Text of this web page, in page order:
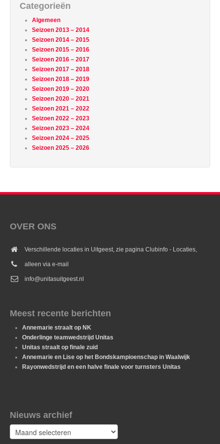
Categorieën
Algemeen
Seizoen 2013 – 2014
Seizoen 2014 – 2015
Seizoen 2015 – 2016
Seizoen 2016 – 2017
Seizoen 2017 – 2018
Seizoen 2018 – 2019
Seizoen 2019 – 2020
Seizoen 2020 – 2021
Seizoen 2021 – 2022
Seizoen 2022 – 2023
Seizoen 2023 – 2024
Seizoen 2024 – 2025
Seizoen 2025 – 2026
OVER ONS
Verschillende locaties in Uitgeest, zie pagina Clubinfo - Locaties,
alleen via e-mail
info@unitasuitgeest.nl
Meest recente berichten
Annemarie straalt op NK
Onderlinge teamwedstrijd Unitas
Unitas straalt op finale zuid
Annemarie en Lise op het Bondskampioenschap in Waalwijk
Rayonwedstrijd en een halve finale voor turnsters Unitas
Nieuws archief
Nieuws
archief